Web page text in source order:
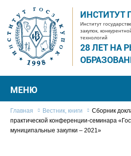
ИНСТИТУТ
Институт
закупок,
технологий
28 ЛЕТ НА
МЕНЮ
Главная Вестник, книги
Сборник
практической конференции-семинара
муниципальные закупки – 2021»